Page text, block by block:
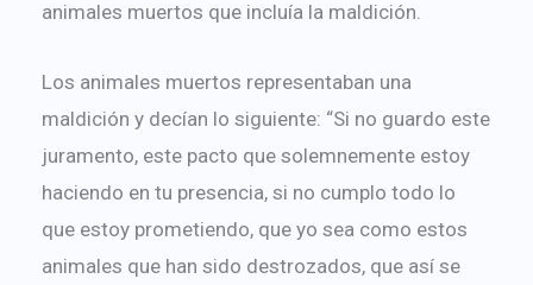
animales muertos que incluía la maldición.
Los animales muertos representaban una
maldición y decían lo siguiente: “Si no guardo este
juramento, este pacto que solemnemente estoy
haciendo en tu presencia, si no cumplo todo lo
que estoy prometiendo, que yo sea como estos
animales que han sido destrozados, que así se